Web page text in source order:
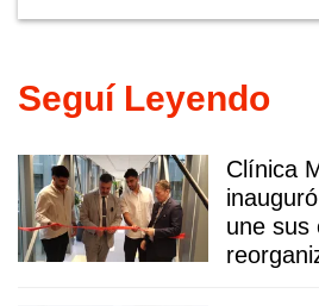
Seguí Leyendo
Clínica
une sus